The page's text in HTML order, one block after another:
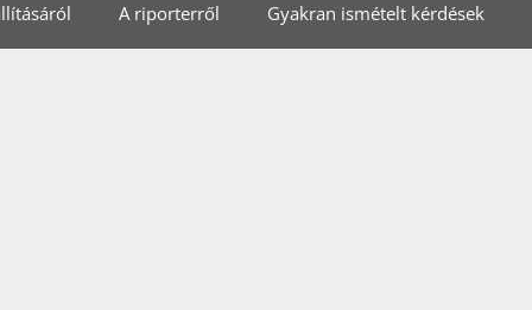
A riporterről Gyakran ismételt kérdések